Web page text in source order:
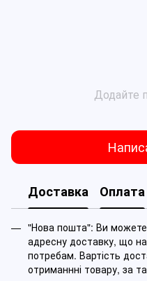
Додайте
Доставка Оплата
"Нова пошта": Ви можете
адресну доставку, що
потребам. Вартість
отриманнні товару, за